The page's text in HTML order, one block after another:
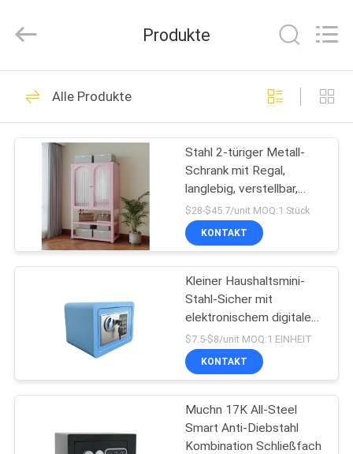
HAUS
PRODUKTE
FABRIK-
QUALITÄTSKONTROLLE
TRETEN
Rights
Reserved.
ECER
Schließfach für
Metalllager
49
verschließbare
Aktenschränke
50
Produkte
Alle Produkte
Stahl 2-türiger Metall-
Schrank mit Regal,
langlebig, verstellbar,
hängend, modernes
Design
$28-$45.7/unit MOQ:1 Stück
KONTAKT
Kleiner Haushaltsmini-
Stahl-Sicher mit
elektronischem digitalen
Schloss Schlüssel Geld-
Bank-Sicherheitsbox
$7.5-$8/unit MOQ:1 EINHEIT
KONTAKT
Muchn 17K All-Steel
Smart Anti-Diebstahl
Kombination Schließfach